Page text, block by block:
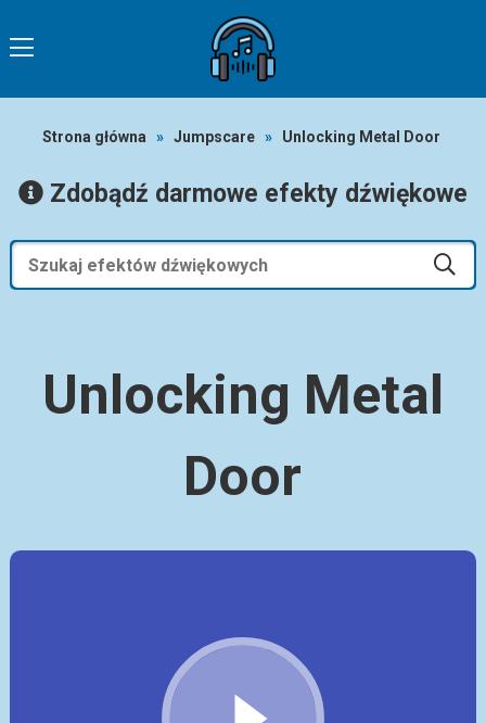
Strona główna » Jumpscare » Unlocking Metal Door
Zdobądź darmowe efekty dźwiękowe
Unlocking Metal
Door